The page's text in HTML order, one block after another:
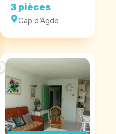
3 pièces
Cap d’Agde